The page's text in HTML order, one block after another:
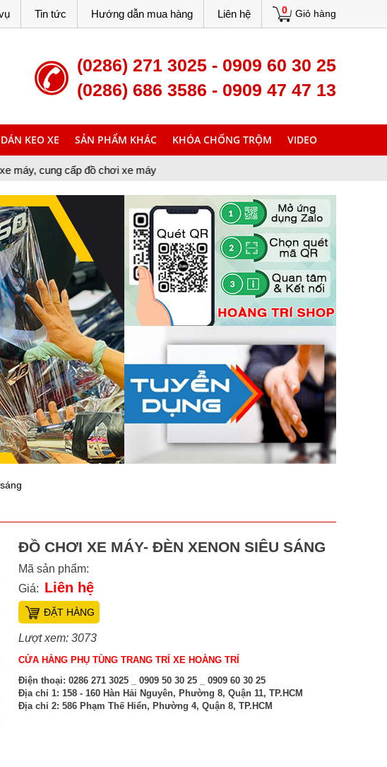
0 Giỏ hàng
Tin tức Hướng dẫn mua hàng Liên hệ
(0286) 271 3025 - 0909 60 30 25
(0286) 686 3586 - 0909 47 47 13
DÁN KEO XE SẢN PHẨM KHÁC KHÓA CHỐNG TRỘM VIDEO
chơi xe máy
ĐỒ CHƠI XE MÁY- ĐÈN XENON SIÊU SÁNG
Mã sản phẩm:
Giá: Liên hệ
ĐẶT HÀNG
Lượt xem: 3073
CỬA HÀNG PHỤ TÙNG TRANG TRÍ XE HOÀNG TRÍ
Điện thoại: 0286 271 3025 _ 0909 50 30 25 _ 0909 60 30 25
Địa chỉ 1: 158 - 160 Hàn Hải Nguyên, Phường 8, Quận 11, TP.HCM
Địa chỉ 2: 586 Phạm Thế Hiển, Phường 4, Quận 8, TP.HCM